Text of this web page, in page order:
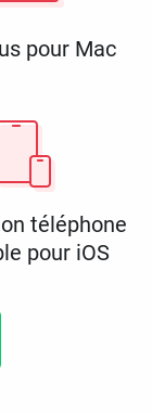
pour Mac
téléphone
pour iOS